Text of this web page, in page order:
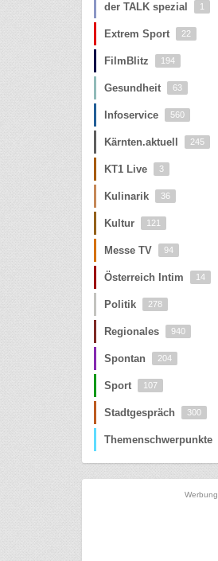
der TALK spezial 1
Extrem Sport 22
FilmBlitz 194
Gesundheit 63
Infoservice 560
Kärnten.aktuell 245
KT1 Live 3
Kulinarik 36
Kultur 121
Messe TV 94
Österreich Intim 14
Politik 278
Regionales 940
Spontan 204
Sport 107
Stadtgespräch 300
Themenschwerpunkte
Werbung